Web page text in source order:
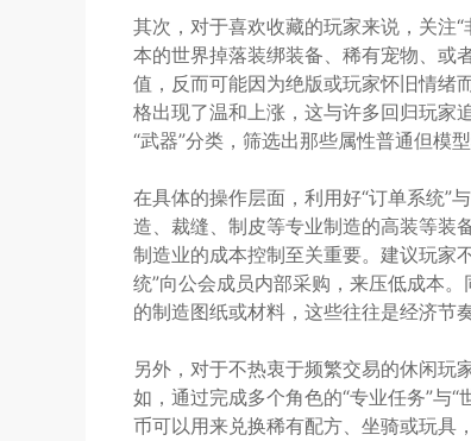
其次，对于喜欢收藏的玩家来说，关注
本的世界掉落装绑装备、稀有宠物、或
值，反而可能因为绝版或玩家怀旧情绪
格出现了温和上涨，这与许多回归玩家
“武器”分类，筛选出那些属性普通但模
在具体的操作层面，利用好“订单系统”
造、裁缝、制皮等专业制造的高装等装
制造业的成本控制至关重要。建议玩家
统”向公会成员内部采购，来压低成本
的制造图纸或材料，这些往往是经济节
另外，对于不热衷于频繁交易的休闲玩
如，通过完成多个角色的“专业任务”与
币可以用来兑换稀有配方、坐骑或玩具